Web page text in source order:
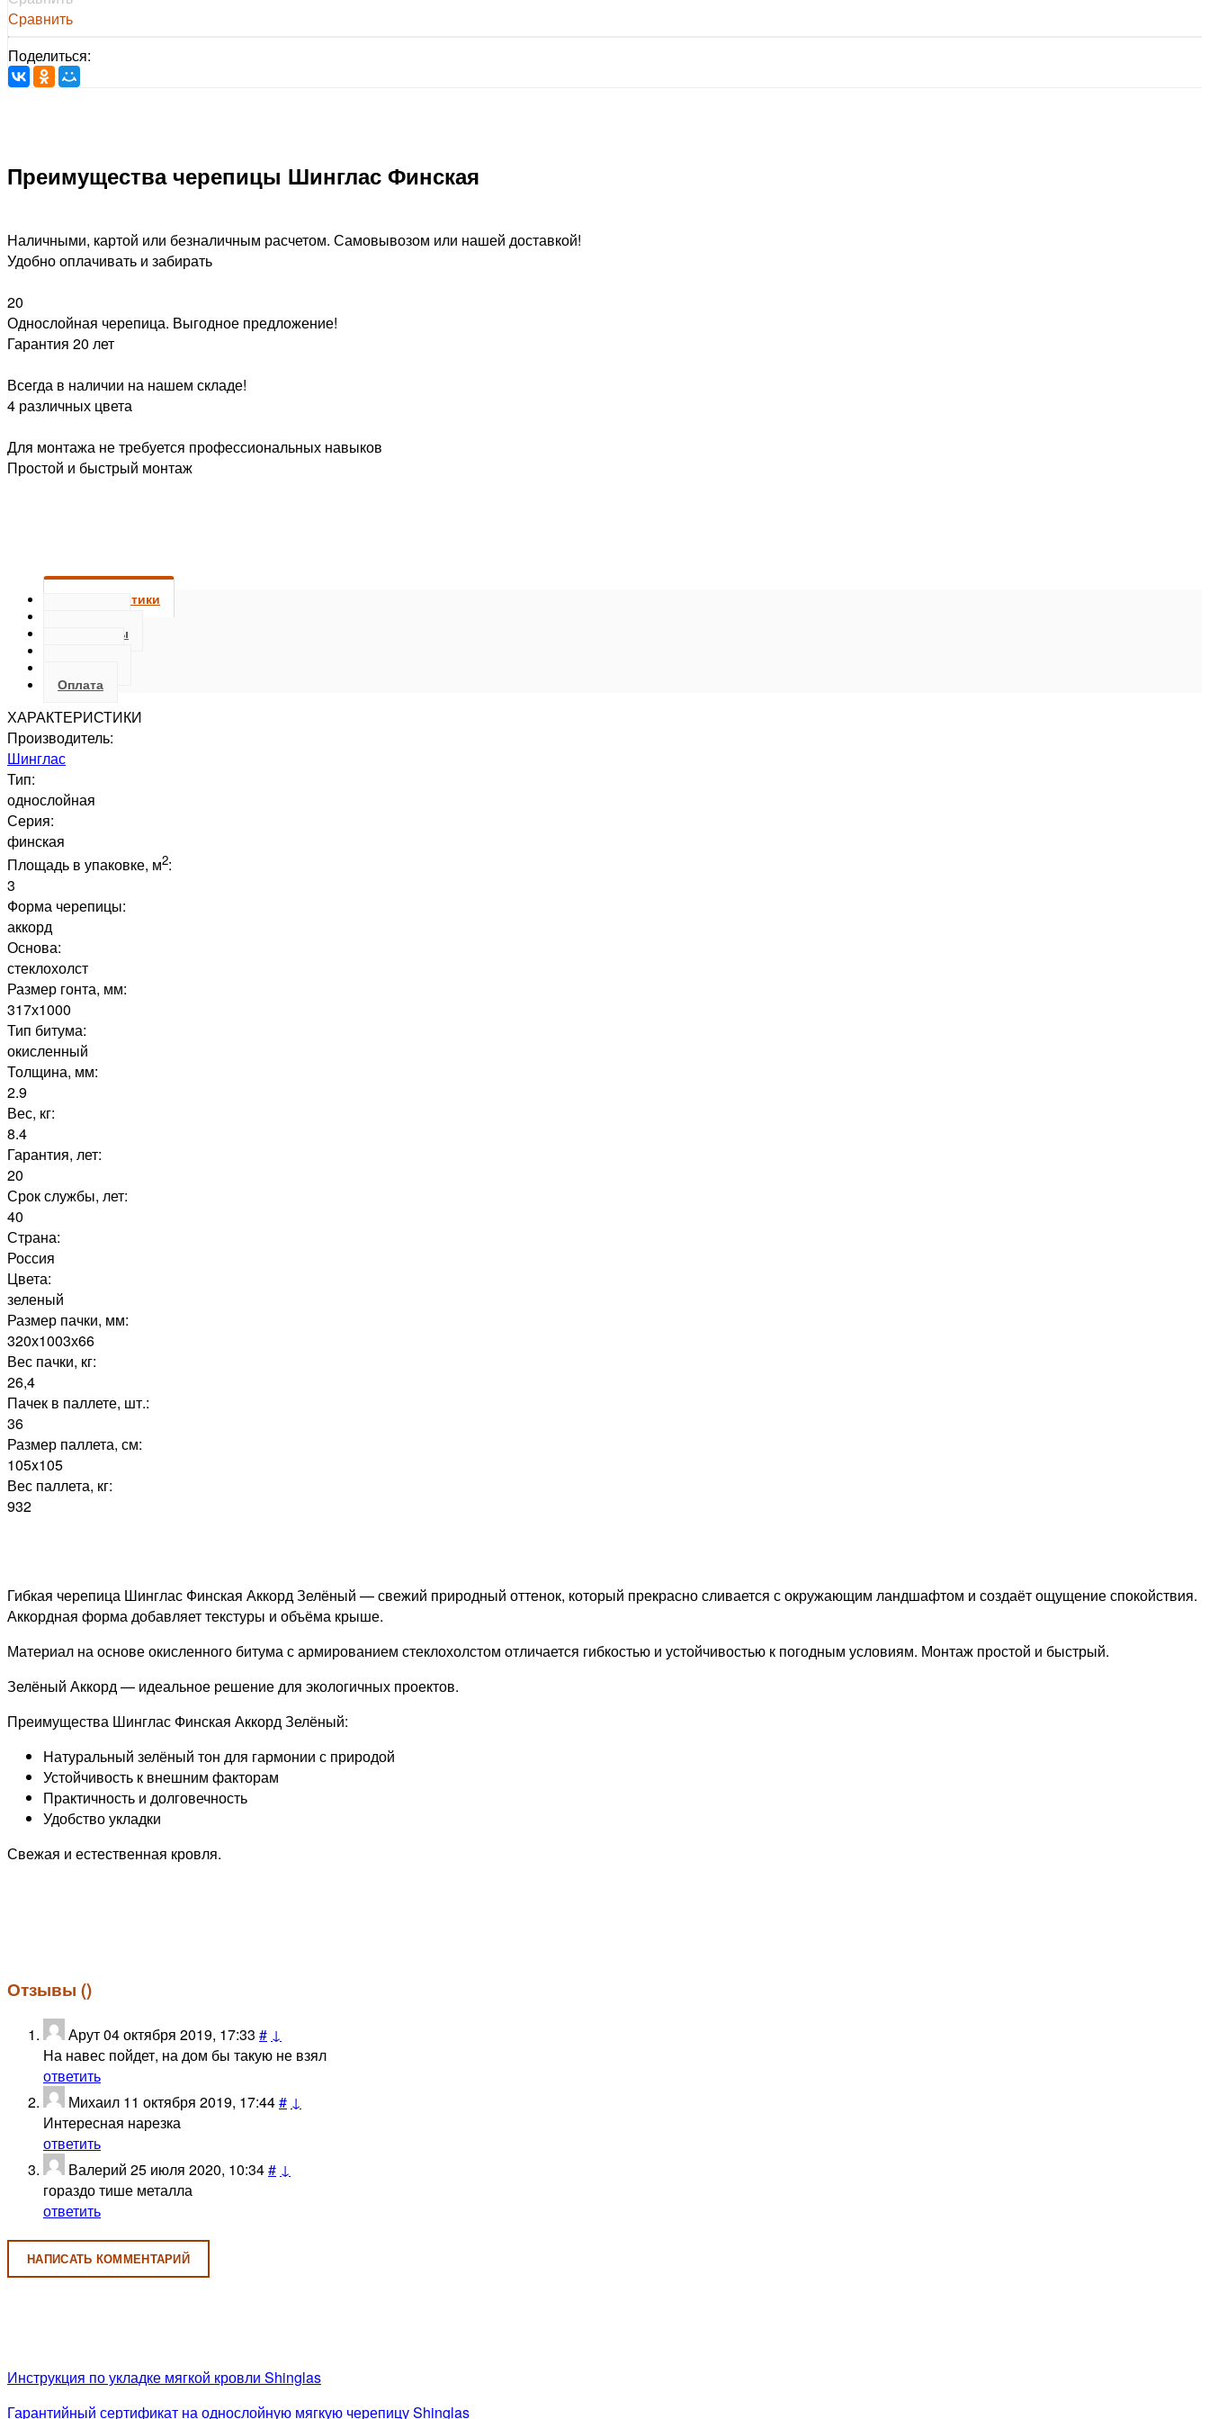
Сравнить
Поделиться:
Преимущества черепицы Шинглас Финская
Наличными, картой или безналичным расчетом. Самовывозом или нашей доставкой!
Удобно оплачивать и забирать
20
Однослойная черепица. Выгодное предложение!
Гарантия 20 лет
Всегда в наличии на нашем складе!
4 различных цвета
Для монтажа не требуется профессиональных навыков
Простой и быстрый монтаж
Характеристики
Документы
Оплата
ХАРАКТЕРИСТИКИ
Производитель:
Шинглас
Тип:
однослойная
Серия:
финская
Площадь в упаковке, м2:
3
Форма черепицы:
аккорд
Основа:
стеклохолст
Размер гонта, мм:
317х1000
Тип битума:
окисленный
Толщина, мм:
2.9
Вес, кг:
8.4
Гарантия, лет:
20
Срок службы, лет:
40
Страна:
Россия
Цвета:
зеленый
Размер пачки, мм:
320х1003х66
Вес пачки, кг:
26,4
Пачек в паллете, шт.:
36
Размер паллета, см:
105x105
Вес паллета, кг:
932
Гибкая черепица Шинглас Финская Аккорд Зелёный — свежий природный оттенок, который прекрасно сливается с окружающим ландшафтом и создаёт ощущение спокойствия.
Аккордная форма добавляет текстуры и объёма крыше.
Материал на основе окисленного битума с армированием стеклохолстом отличается гибкостью и устойчивостью к погодным условиям. Монтаж простой и быстрый.
Зелёный Аккорд — идеальное решение для экологичных проектов.
Преимущества Шинглас Финская Аккорд Зелёный:
Натуральный зелёный тон для гармонии с природой
Устойчивость к внешним факторам
Практичность и долговечность
Удобство укладки
Свежая и естественная кровля.
Отзывы ()
Арут04 октября 2019, 17:33 # ↓
На навес пойдет, на дом бы такую не взял
ответить
Михаил 11 октября 2019, 17:44# ↓
Интересная нарезка
ответить
Валерий 25 июля 2020, 10:34# ↓
гораздо тише металла
ответить
НАПИСАТЬ КОММЕНТАРИЙ
Инструкция по укладке мягкой кровли Shinglas
Гарантийный сертификат на однослойную мягкую черепицу Shinglas